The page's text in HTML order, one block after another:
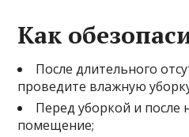
Как
После длительного
проведите влажную
Перед уборкой и после
помещение;